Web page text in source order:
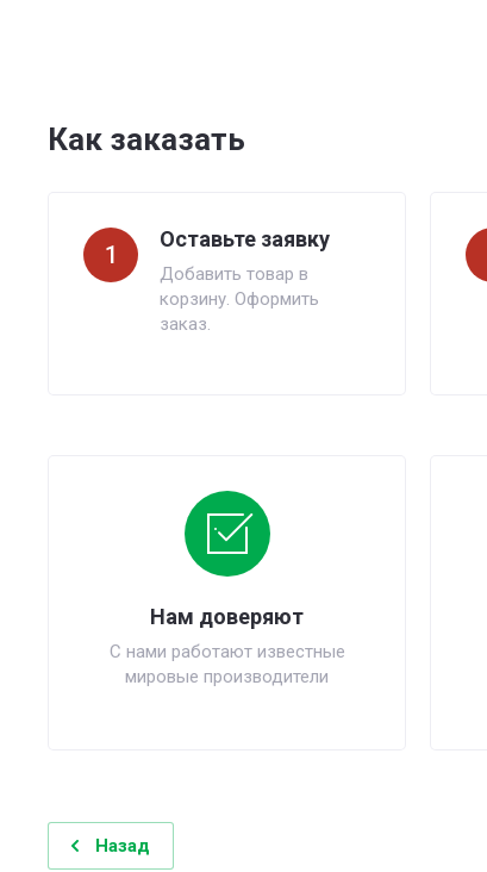
Как заказать
1
Оставьте заявку
Добавить товар в
корзину. Оформить
заказ.
Нам доверяют
С нами работают известные
мировые производители
Назад